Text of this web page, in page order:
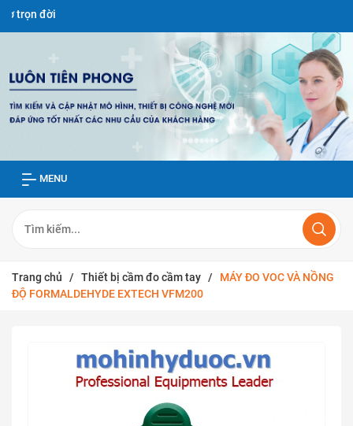
MENU
Trang chủ / Thiết bị cầm đo cầm tay /
MÁY ĐO VOC VÀ NỒNG
ĐỘ FORMALDEHYDE EXTECH VFM200